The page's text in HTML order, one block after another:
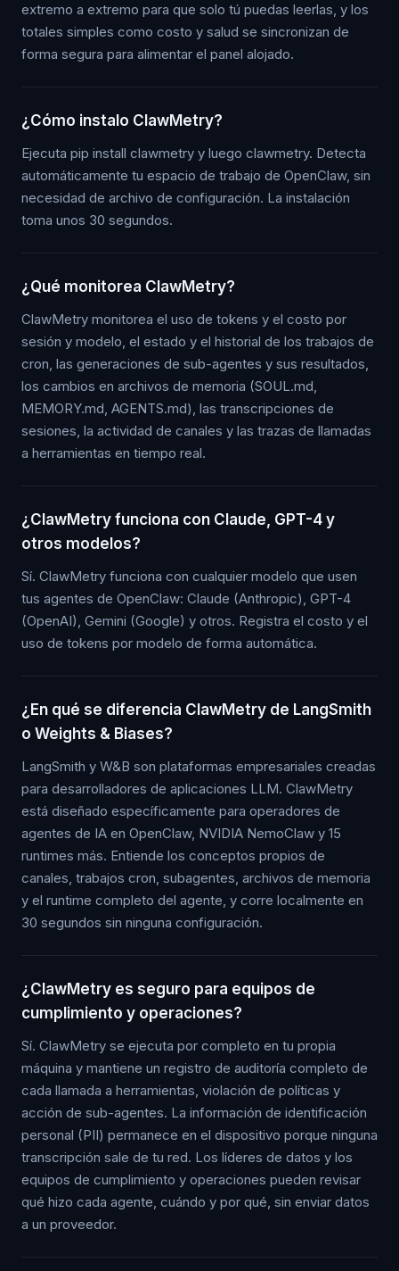
extremo a extremo para que solo tú puedas leerlas, y los
totales simples como costo y salud se sincronizan de
forma segura para alimentar el panel alojado.
¿Cómo instalo ClawMetry?
Ejecuta pip install clawmetry y luego clawmetry. Detecta
automáticamente tu espacio de trabajo de OpenClaw, sin
necesidad de archivo de configuración. La instalación
toma unos 30 segundos.
¿Qué monitorea ClawMetry?
ClawMetry monitorea el uso de tokens y el costo por
sesión y modelo, el estado y el historial de los trabajos de
cron, las generaciones de sub-agentes y sus resultados,
los cambios en archivos de memoria (SOUL.md,
MEMORY.md, AGENTS.md), las transcripciones de
sesiones, la actividad de canales y las trazas de llamadas
a herramientas en tiempo real.
¿ClawMetry funciona con Claude, GPT-4 y
otros modelos?
Sí. ClawMetry funciona con cualquier modelo que usen
tus agentes de OpenClaw: Claude (Anthropic), GPT-4
(OpenAI), Gemini (Google) y otros. Registra el costo y el
uso de tokens por modelo de forma automática.
¿En qué se diferencia ClawMetry de LangSmith
o Weights & Biases?
LangSmith y W&B son plataformas empresariales creadas
para desarrolladores de aplicaciones LLM. ClawMetry
está diseñado específicamente para operadores de
agentes de IA en OpenClaw, NVIDIA NemoClaw y 15
runtimes más. Entiende los conceptos propios de
canales, trabajos cron, subagentes, archivos de memoria
y el runtime completo del agente, y corre localmente en
30 segundos sin ninguna configuración.
¿ClawMetry es seguro para equipos de
cumplimiento y operaciones?
Sí. ClawMetry se ejecuta por completo en tu propia
máquina y mantiene un registro de auditoría completo de
cada llamada a herramientas, violación de políticas y
acción de sub-agentes. La información de identificación
personal (PII) permanece en el dispositivo porque ninguna
transcripción sale de tu red. Los líderes de datos y los
equipos de cumplimiento y operaciones pueden revisar
qué hizo cada agente, cuándo y por qué, sin enviar datos
a un proveedor.